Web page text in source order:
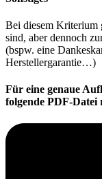
Bei diesem Kriterium
sind, aber dennoch
(bspw. eine
Herstellergarantie…)
Für eine genaue
folgende PDF-Datei